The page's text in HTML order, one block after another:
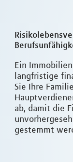
Ein
langfristige
Sie Ihre
ab, damit die
gestemmt